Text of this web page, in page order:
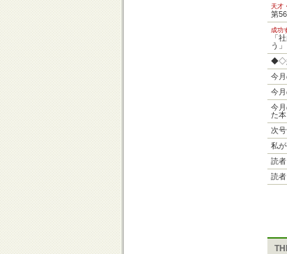
天才
第
成功
「
う」
◆◇
今
今
今
た本
次
私
読
読